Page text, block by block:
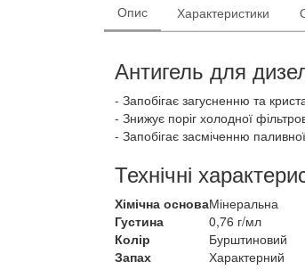
Опис Характеристики
Антигель для
Запобігає загусненню та
Знижує поріг холодної
Запобігає засміченню
Технічні
Хімічна основаМінеральна
Густина
0,76 г/мл
Колір
Бурштиновий
Запах
Характерний